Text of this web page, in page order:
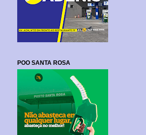
POO SANTA ROSA